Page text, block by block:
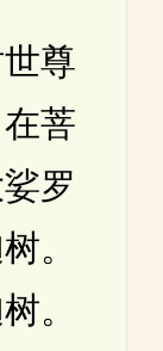
尊
菩
罗
。
。